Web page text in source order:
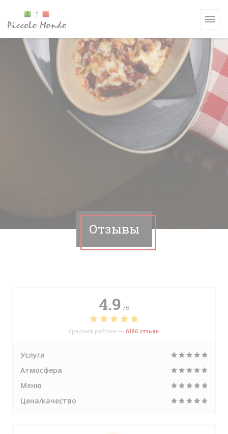
Отзывы
4.9 /5
Средний рейтинг — 6186 отзывы
Услуги
Атмосфера
Меню
Цена/качество